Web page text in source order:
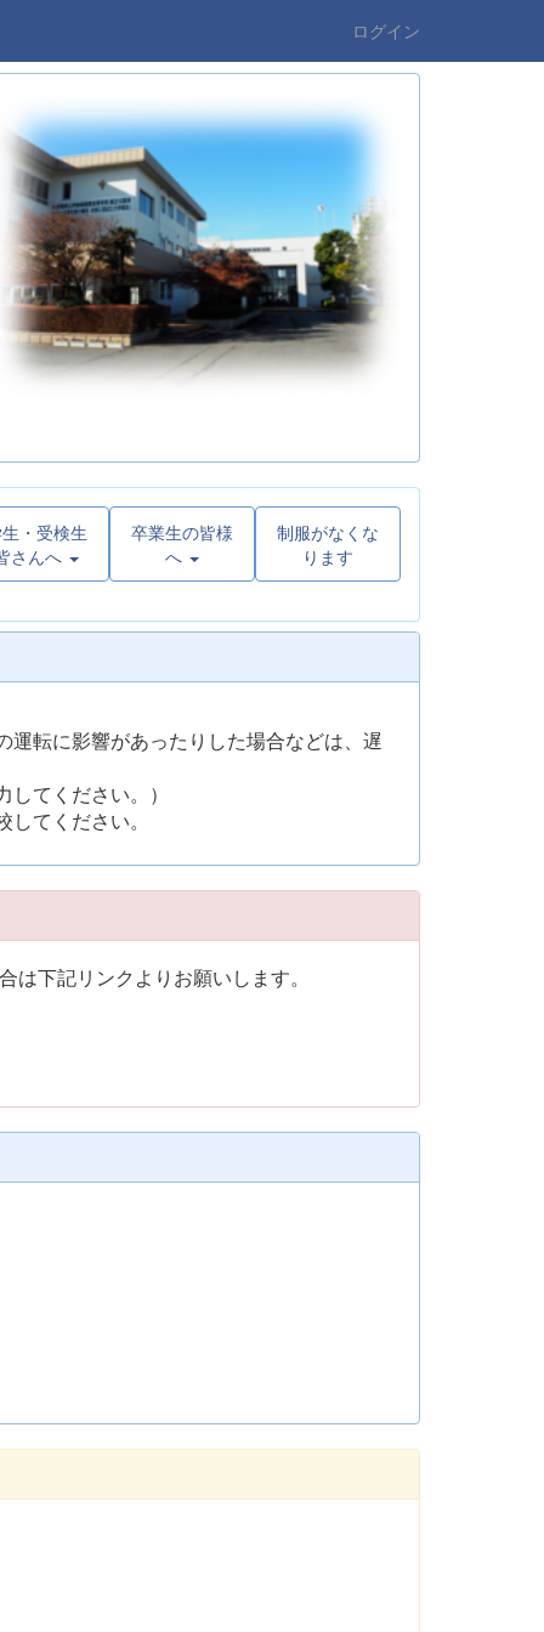
ログイン
・受検生
さんへ
卒業生の皆様
へ
制服がなくな
ります
転に影響があったりした場合などは、遅
てください。）
てください。
は下記リンクよりお願いします。